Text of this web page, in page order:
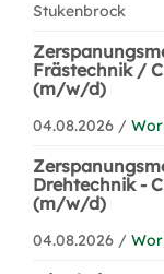
Stukenbrock
Frästechnik /
(m/w/d)
04.08.2026 /
Drehtechnik -
(m/w/d)
04.08.2026 /